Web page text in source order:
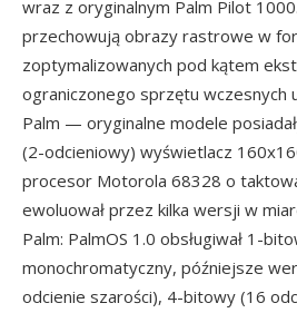
wraz z oryginalnym Palm Pilot
przechowują obrazy rastrowe w
zoptymalizowanych pod kątem
ograniczonego sprzętu wczesnych
Palm — oryginalne modele
(2-odcieniowy) wyświetlacz
procesor Motorola 68328 o
ewoluował przez kilka wersji w
Palm: PalmOS 1.0 obsługiwał 1-
monochromatyczny, późniejsze
odcienie szarości), 4-bitowy (16